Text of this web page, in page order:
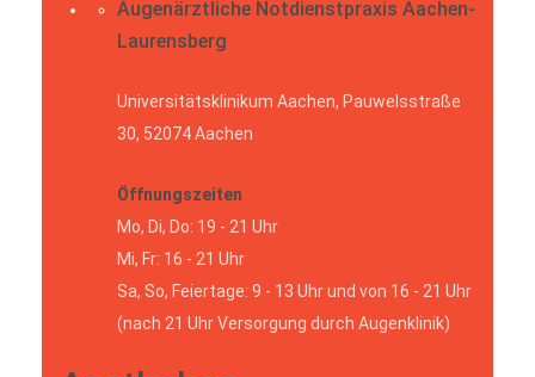
Augenärztliche Notdienstpraxis Aachen-
Laurensberg
Universitätsklinikum Aachen, Pauwelsstraße
30, 52074 Aachen
Öffnungszeiten
Mo, Di, Do: 19 - 21 Uhr
Mi, Fr: 16 - 21 Uhr
Sa, So, Feiertage: 9 - 13 Uhr und von 16 - 21 Uhr
(nach 21 Uhr Versorgung durch Augenklinik)